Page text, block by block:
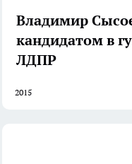
Владимир
кандидатом в
ЛДПР
2015